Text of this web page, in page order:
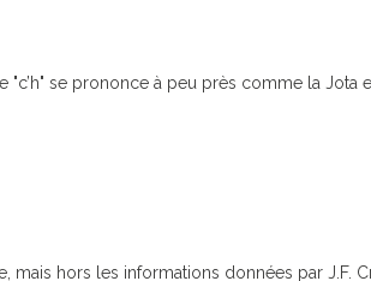
se prononce à peu près comme la
mais hors les informations données par J.F.